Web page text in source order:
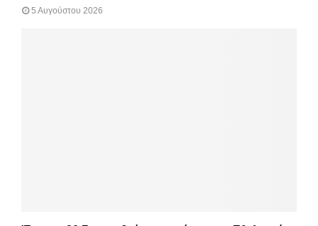
5 Αυγούστου 2026